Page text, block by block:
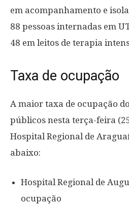
em acompanhamento e
88 pessoas internadas em
48 em leitos de terapia
Taxa de ocupação
A maior taxa de ocupação
públicos nesta terça-feira
Hospital Regional de
abaixo:
Hospital Regional de
ocupação